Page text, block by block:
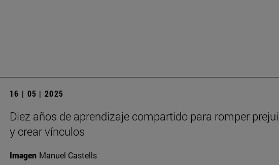
16 | 05 | 2025
Diez años de aprendizaje compartido para romper
y crear vínculos
Imagen Manuel Castells